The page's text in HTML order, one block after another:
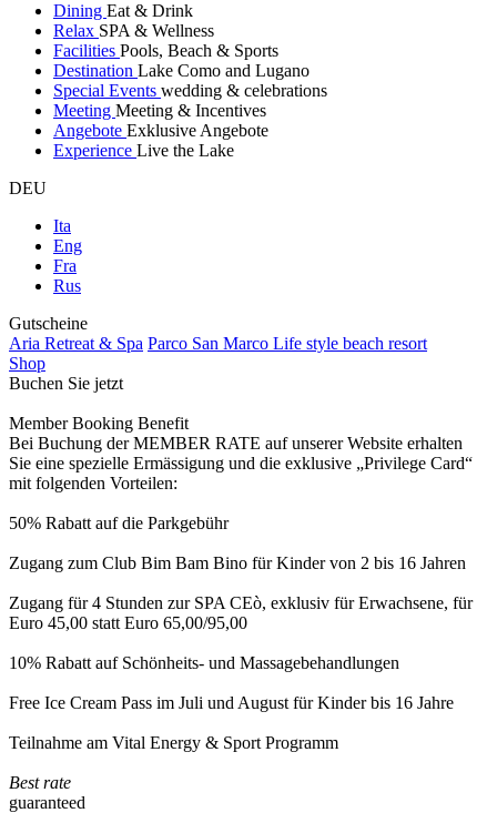
Dining Eat & Drink
Relax SPA & Wellness
Facilities Pools, Beach & Sports
Destination Lake Como and Lugano
Special Events wedding & celebrations
Meeting Meeting & Incentives
Angebote Exklusive Angebote
Experience Live the Lake
DEU
Ita
Eng
Fra
Rus
Gutscheine
Aria Retreat & Spa Parco San Marco Life style beach resort
Shop
Buchen Sie jetzt
Member Booking Benefit
Bei Buchung der MEMBER RATE auf unserer Website erhalten
Sie eine spezielle Ermässigung und die exklusive „Privilege Card“
mit folgenden Vorteilen:
50% Rabatt auf die Parkgebühr
Zugang zum Club Bim Bam Bino für Kinder von 2 bis 16 Jahren
Zugang für 4 Stunden zur SPA CEò, exklusiv für Erwachsene, für
Euro 45,00 statt Euro 65,00/95,00
10% Rabatt auf Schönheits- und Massagebehandlungen
Free Ice Cream Pass im Juli und August für Kinder bis 16 Jahre
Teilnahme am Vital Energy & Sport Programm
Best rate
guaranteed